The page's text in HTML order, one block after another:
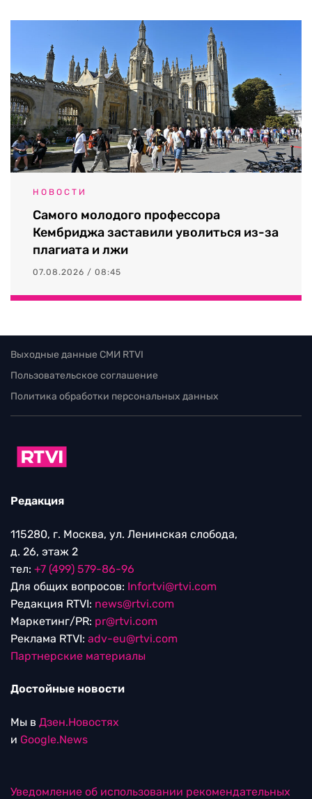
НОВОСТИ
Самого молодого профессора
Кембриджа заставили уволиться из-за
плагиата и лжи
07.08.2026 / 08:45
Выходные данные СМИ RTVI
Пользовательское соглашение
Политика обработки персональных данных
Редакция
115280, г. Москва, ул. Ленинская слобода,
д. 26, этаж 2
тел: +7 (499) 579-86-96
Для общих вопросов: Infortvi@rtvi.com
Редакция RTVI: news@rtvi.com
Маркетинг/PR: pr@rtvi.com
Реклама RTVI: adv-eu@rtvi.com
Партнерские материалы
Достойные новости
Мы в Дзен.Новостях
и Google.News
Уведомление об использовании рекомендательных